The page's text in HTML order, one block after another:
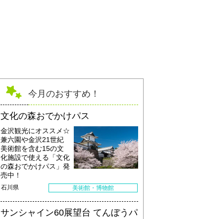
今月のおすすめ！
文化の森おでかけパス
金沢観光にオススメ☆
兼六園や金沢21世紀
美術館を含む15の文
化施設で使える「文化
の森おでかけパス」発
売中！
石川県 美術館・博物館
サンシャイン60展望台 てんぼうパ